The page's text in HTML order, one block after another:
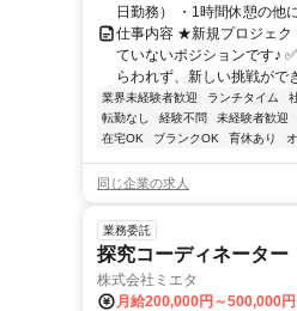
日勤務） ・1時間休憩の他
仕事内容 ★新規プロジェク
ていないポジションです♪
らわれず、新しい挑戦がで
業界未経験者歓迎 ランチタイム
転勤なし
経験不問 未経験者歓迎
在宅OK
ブランクOK 育休あり
同じ企業の求人
業務委託
探究コーディネーター
株式会社ミエタ
月給200,000円～500,000円